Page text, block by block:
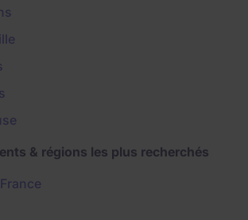
& régions les plus recherchés